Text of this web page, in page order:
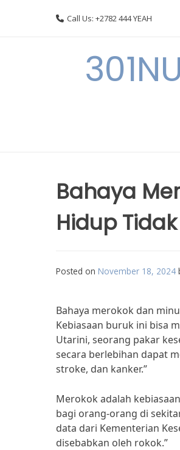
Call Us: +2782 444 YEAH
Bahaya
Hidup
Posted on November 18, 2024
Bahaya merokok dan
Kebiasaan buruk ini bisa
Utarini, seorang pakar
secara berlebihan dapat
stroke, dan kanker.”
Merokok adalah
bagi orang-orang di
data dari Kementerian
disebabkan oleh rokok.”